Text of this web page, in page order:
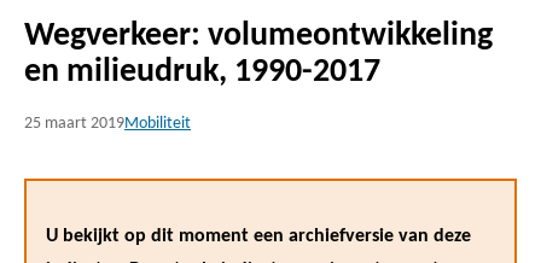
Kruimelpad
Wegverkeer: volumeontwikkeling
en milieudruk, 1990-2017
25 maart 2019Mobiliteit
U bekijkt op dit moment een archiefversie van deze